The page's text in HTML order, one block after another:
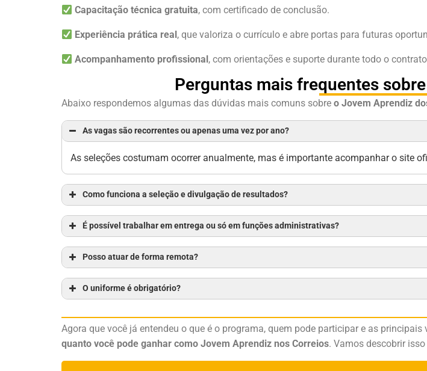
Capacitação técnica gratuita, com certificado de conclusão.
Experiência prática real, que valoriza o currículo e abre portas para futuras
Acompanhamento profissional, com orientações e suporte durante todo o
Perguntas mais frequentes
Abaixo respondemos algumas das dúvidas mais comuns sobre o Jovem Aprendiz
As vagas são recorrentes ou apenas uma vez por ano?
As seleções costumam ocorrer anualmente, mas é importante acompanhar o site
Como funciona a seleção e divulgação de resultados?
É possível trabalhar em entrega ou só em funções administrativas?
Posso atuar de forma remota?
O uniforme é obrigatório?
Agora que você já entendeu o que é o programa, quem pode participar e as
quanto você pode ganhar como Jovem Aprendiz nos Correios. Vamos descobrir